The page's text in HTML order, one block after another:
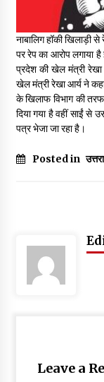
नाबालिग हॉकी खिलाड़ी
पर रेप का आरोप लगाया
प्रदेश की खेल मंत्री रेखा
खेल मंत्री रेखा आर्य ने
के खिलाफ विभाग की
दिया गया है वहीं साईं से
पत्र भेजा जा रहा है।
Posted in
Leave a